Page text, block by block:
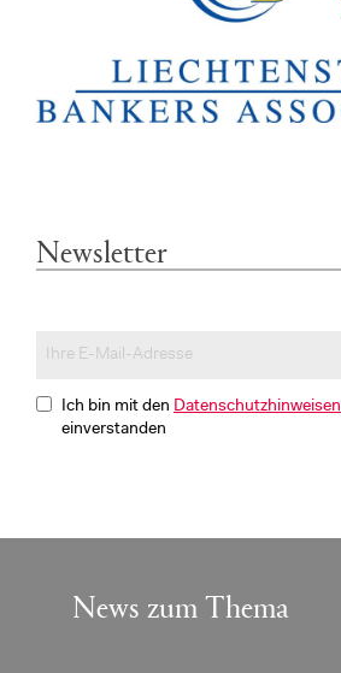
Newsletter
Ich bin mit den Datenschutzhinweisen
einverstanden
News zum Thema